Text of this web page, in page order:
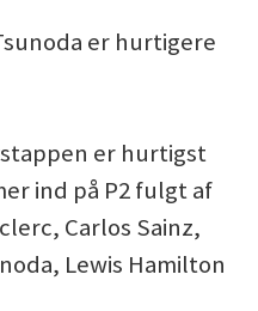
er hurtigere
er hurtigst
ind på P2 fulgt af
Carlos Sainz,
Lewis Hamilton